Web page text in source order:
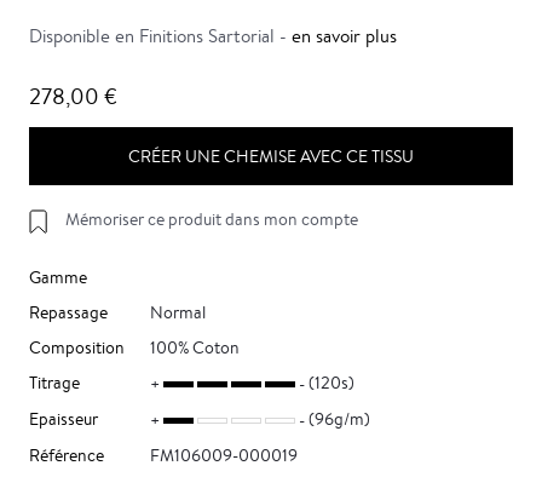
Disponible en Finitions Sartorial - en savoir plus
278,00 €
CRÉER UNE CHEMISE AVEC CE TISSU
Mémoriser ce produit dans mon compte
Gamme
Repassage
Normal
Composition
100% Coton
Titrage
(120s)
Epaisseur
(96g/m)
Référence
FM106009-000019